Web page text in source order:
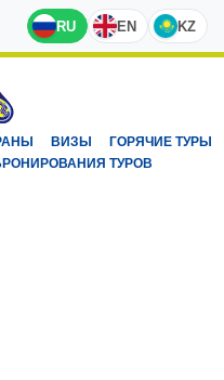
RU EN KZ
ВИЗЫ
ГОРЯЧИЕ ТУРЫ
ТУРОВ